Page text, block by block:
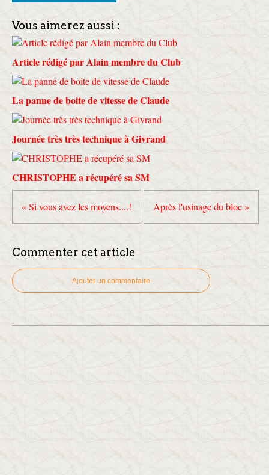
Vous aimerez aussi :
Article rédigé par Alain membre du Club
La panne de boite de vitesse de Claude
Journée très très technique à Givrand
CHRISTOPHE a récupéré sa SM
« Si vous avez les moyens....! Après l'usinage du bloc »
Commenter cet article
Ajouter un commentaire